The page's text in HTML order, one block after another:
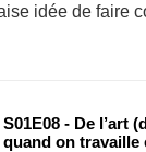
idée de faire
S01E08 - De l’art
quand on travaille